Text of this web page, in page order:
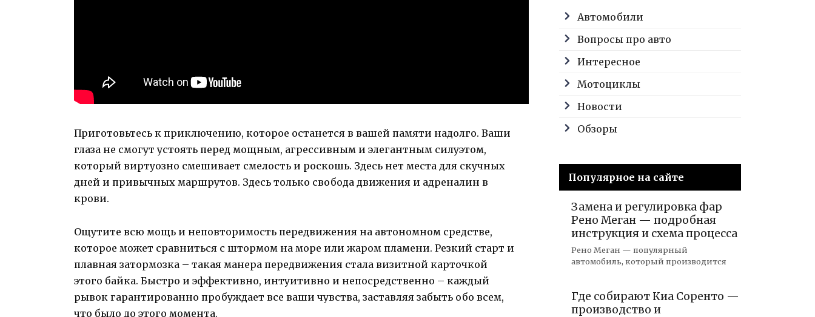
Приготовьтесь к приключению, которое останется в вашей памяти надолго. Ваши
глаза не смогут устоять перед мощным, агрессивным и элегантным силуэтом,
который виртуозно смешивает смелость и роскошь. Здесь нет места для скучных
дней и привычных маршрутов. Здесь только свобода движения и адреналин в
крови.
Ощутите всю мощь и неповторимость передвижения на автономном средстве,
которое может сравниться с штормом на море или жаром пламени. Резкий старт и
плавная затормозка – такая манера передвижения стала визитной карточкой
этого байка. Быстро и эффективно, интуитивно и непосредственно – каждый
рывок гарантированно пробуждает все ваши чувства, заставляя забыть обо всем,
что было до этого момента.
Автомобили
Вопросы про авто
Интересное
Мотоциклы
Новости
Обзоры
Популярное на сайте
Замена и регулировка фар
Рено Меган — подробная
инструкция и схема процесса
Рено Меган — популярный
автомобиль, который производится
Где собирают Киа Соренто —
производство и